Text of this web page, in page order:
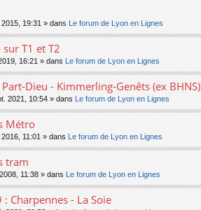
19:31 » dans Le forum de Lyon en Lignes
T1 et T2
16:21 » dans Le forum de Lyon en Lignes
Dieu - Kimmerling-Genêts (ex BHNS)
2021, 10:54 » dans Le forum de Lyon en Lignes
Métro
11:01 » dans Le forum de Lyon en Lignes
tram
11:38 » dans Le forum de Lyon en Lignes
: Charpennes - La Soie